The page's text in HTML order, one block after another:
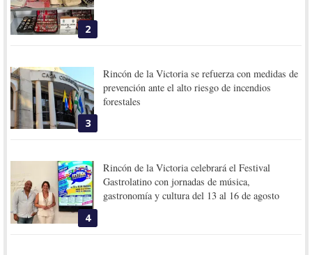
2
3
Rincón de la Victoria se refuerza con medidas de
prevención ante el alto riesgo de incendios
forestales
4
Rincón de la Victoria celebrará el Festival
Gastrolatino con jornadas de música,
gastronomía y cultura del 13 al 16 de agosto